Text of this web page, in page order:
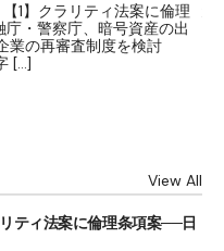
1】クラリティ法案に倫理
・警察庁、暗号資産の出
業の再審査制度を検討
[…]
View All
ティ法案に倫理条項案──日